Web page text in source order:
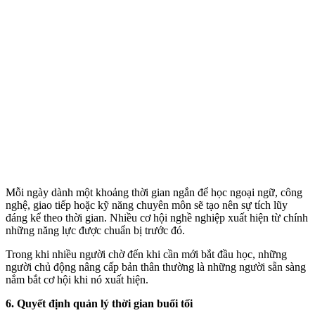
Mỗi ngày dành một khoảng thời gian ngắn để học ngoại ngữ, công
nghệ, giao tiếp hoặc kỹ năng chuyên môn sẽ tạo nên sự tích lũy
đáng kể theo thời gian. Nhiều cơ hội nghề nghiệp xuất hiện từ chính
những năng lực được chuẩn bị trước đó.
Trong khi nhiều người chờ đến khi cần mới bắt đầu học, những
người chủ động nâng cấp bản thân thường là những người sẵn sàng
nắm bắt cơ hội khi nó xuất hiện.
6. Quyết định quản lý thời gian buổi tối